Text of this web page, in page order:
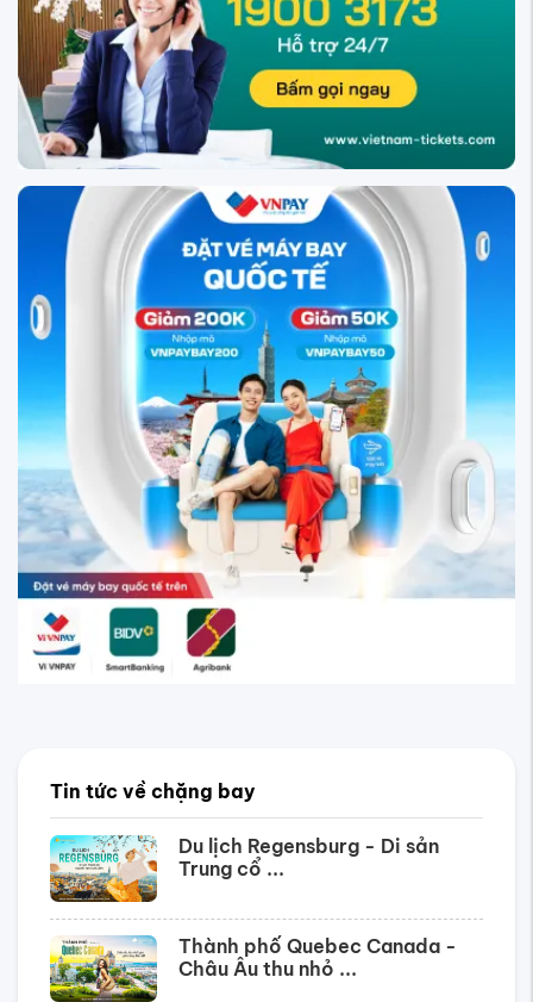
Tin tức về chặng bay
Du lịch Regensburg - Di sản
Trung cổ ...
Thành phố Quebec Canada -
Châu Âu thu nhỏ ...